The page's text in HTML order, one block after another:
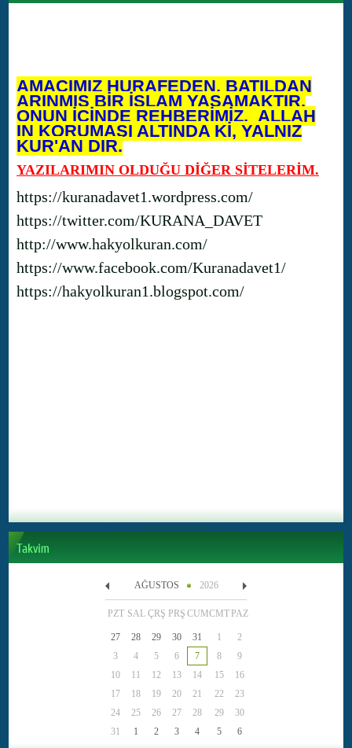
AMACIMIZ HURAFEDEN, BATILDAN
ARINMIŞ BİR İSLAM YAŞAMAKTIR.
ONUN İÇİNDE REHBERİMİZ, ALLAH
IN KORUMASI ALTINDA Kİ, YALNIZ
KUR'AN DIR.
YAZILARIMIN OLDUĞU DİĞER SİTELERİM.
https://kuranadavet1.wordpress.com/
https://twitter.com/KURANA_DAVET
http://www.hakyolkuran.com/
https://www.facebook.com/Kuranadavet1/
https://hakyolkuran1.blogspot.com/